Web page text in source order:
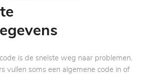
is de snelste weg naar problemen.
vullen soms een algemene code in of